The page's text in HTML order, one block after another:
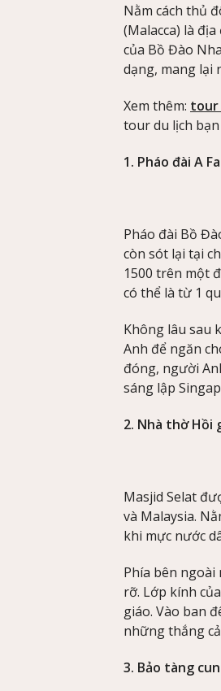
Nằm cách thủ
(Malacca) là
của Bồ Đào
dạng, mang lại
Xem thêm: tour
tour du lịch bạn
1. Pháo đài A
Pháo đài Bồ
còn sót lại tại
1500 trên một
có thể là từ 1
Không lâu sau
Anh để ngăn
đóng, người
sáng lập
2. Nhà thờ Hồi
Masjid Selat
và Malaysia.
khi mực nước
Phía bên
rỡ. Lớp kính
giáo. Vào ban
những thắng
3. Bảo tàng